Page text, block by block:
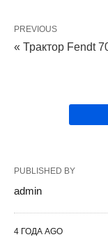
PREVIOUS
« Трактор Fendt
PUBLISHED BY
admin
4 ГОДА AGO